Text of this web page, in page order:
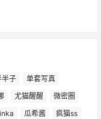
半子
单套写真
尤猫醒醒
微密圈
瓜希酱
疯猫ss